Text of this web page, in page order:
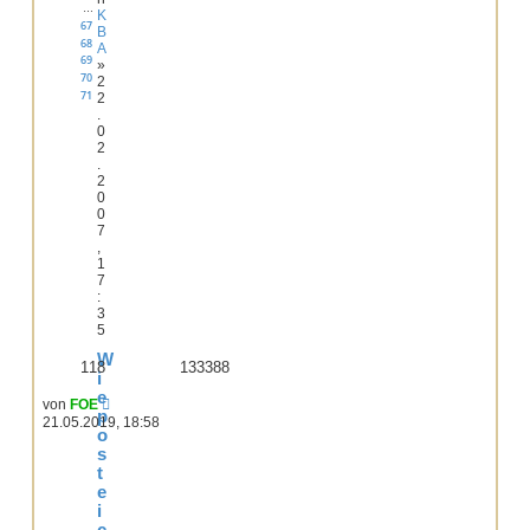
K
B
A
»
2
2
0
2
2
0
0
7
1
7
:
3
5
…
67
68
69
70
71
W
i
e
p
o
s
t
e
i
118 133388
vonFOE
21.05.2019, 18:58